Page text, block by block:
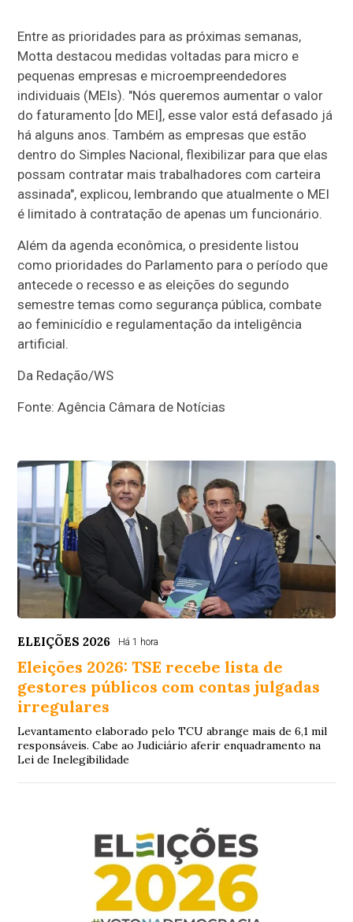
Entre as prioridades para as próximas semanas,
Motta destacou medidas voltadas para micro e
pequenas empresas e microempreendedores
individuais (MEIs). "Nós queremos aumentar o valor
do faturamento [do MEI], esse valor está defasado já
há alguns anos. Também as empresas que estão
dentro do Simples Nacional, flexibilizar para que elas
possam contratar mais trabalhadores com carteira
assinada", explicou, lembrando que atualmente o MEI
é limitado à contratação de apenas um funcionário.
Além da agenda econômica, o presidente listou
como prioridades do Parlamento para o período que
antecede o recesso e as eleições do segundo
semestre temas como segurança pública, combate
ao feminicídio e regulamentação da inteligência
artificial.
Da Redação/WS
Fonte: Agência Câmara de Notícias
ELEIÇÕES 2026 Há 1 hora
Eleições 2026: TSE recebe lista de
gestores públicos com contas julgadas
irregulares
Levantamento elaborado pelo TCU abrange mais de 6,1 mil
responsáveis. Cabe ao Judiciário aferir enquadramento na
Lei de Inelegibilidade